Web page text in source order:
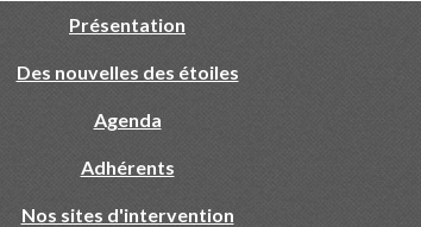
Présentation
Des nouvelles des étoiles
Agenda
Adhérents
Nos sites d'intervention